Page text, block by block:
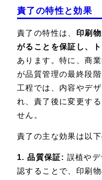
責了の特性と効果
責了の特性は、 印刷
がることを保証し、
あります。特に、商
が品質管理の最終段
工程では、内容やデ
れ、責了後に変更す
せん。
責了の主な効果は以下
1. 品質保証: 誤植や
認することで、印刷